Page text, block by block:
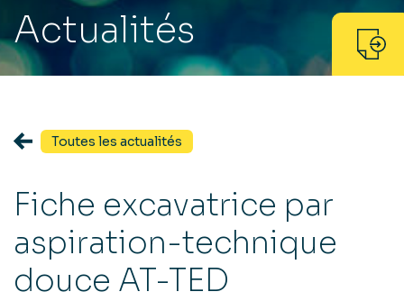
Actualités
Toutes les actualités
Fiche excavatrice par
aspiration-technique
douce AT-TED